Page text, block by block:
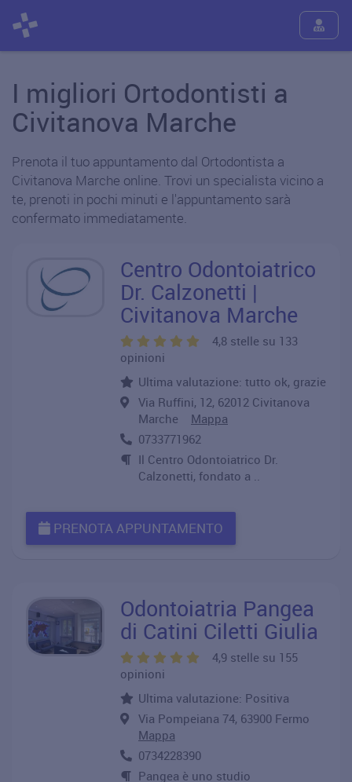
I migliori Ortodontisti a
Civitanova Marche
Prenota il tuo appuntamento dal Ortodontista a
Civitanova Marche online. Trovi un specialista vicino a
te, prenoti in pochi minuti e l'appuntamento sarà
confermato immediatamente.
Centro Odontoiatrico
Dr. Calzonetti |
Civitanova Marche
4,8 stelle su 133
opinioni
Ultima valutazione: tutto ok, grazie
Via Ruffini, 12, 62012 Civitanova
Marche Mappa
0733771962
Il Centro Odontoiatrico Dr.
Calzonetti, fondato a ..
PRENOTA APPUNTAMENTO
Odontoiatria Pangea
di Catini Ciletti Giulia
4,9 stelle su 155
opinioni
Ultima valutazione: Positiva
Via Pompeiana 74, 63900 Fermo
Mappa
0734228390
Pangea è uno studio